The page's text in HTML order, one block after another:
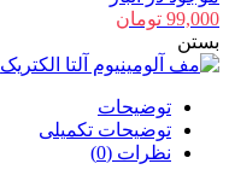
99,000 تومان
بستن
توضیحات
توضیحات تکمیلی
نظرات (0)